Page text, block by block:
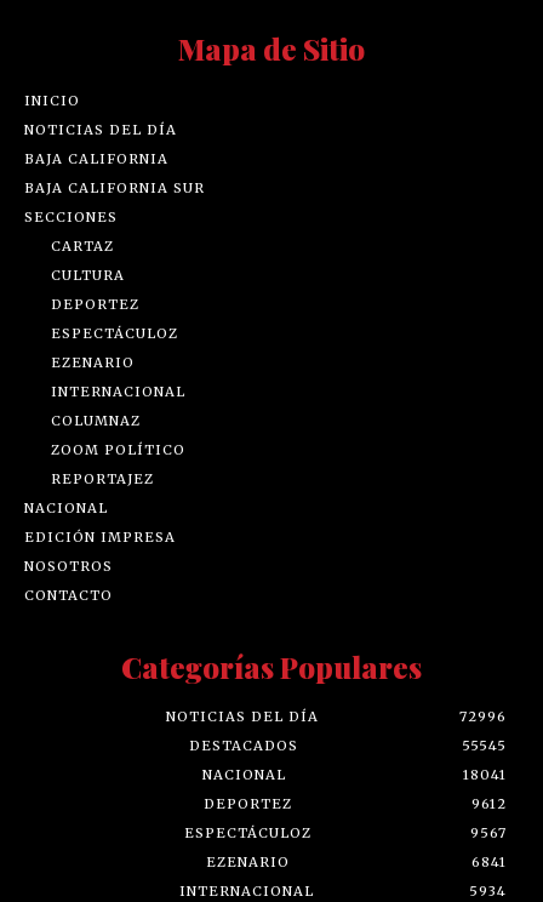
Mapa de Sitio
INICIO
NOTICIAS DEL DÍA
BAJA CALIFORNIA
BAJA CALIFORNIA SUR
SECCIONES
CARTAZ
CULTURA
DEPORTEZ
ESPECTÁCULOZ
EZENARIO
INTERNACIONAL
COLUMNAZ
ZOOM POLÍTICO
REPORTAJEZ
NACIONAL
EDICIÓN IMPRESA
NOSOTROS
CONTACTO
Categorías Populares
NOTICIAS DEL DÍA
72996
DESTACADOS
55545
NACIONAL
18041
DEPORTEZ
9612
ESPECTÁCULOZ
9567
EZENARIO
6841
INTERNACIONAL
5934